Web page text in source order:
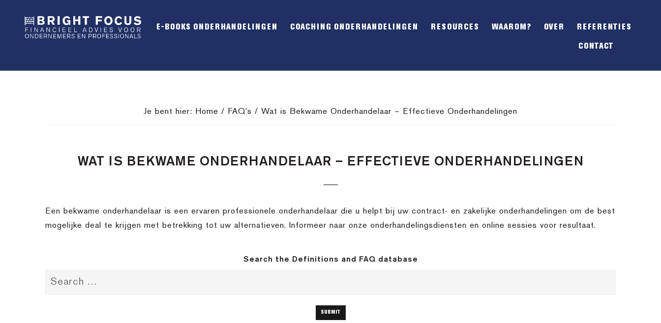
OFFSCREEN
E-BOOKS ONDERHANDELINGEN COACHING ONDERHANDELINGEN RESOURCES WAAROM? OVER REFERENTIES
CONTACT
Je bent hier: Home / FAQ's / Wat is Bekwame Onderhandelaar – Effectieve Onderhandelingen
WAT IS BEKWAME ONDERHANDELAAR – EFFECTIEVE ONDERHANDELINGEN
Een bekwame onderhandelaar is een ervaren professionele onderhandelaar die u helpt bij uw contract- en zakelijke onderhandelingen om de best
mogelijke deal te krijgen met betrekking tot uw alternatieven. Informeer naar onze onderhandelingsdiensten en online sessies voor resultaat.
Search the Definitions and FAQ database